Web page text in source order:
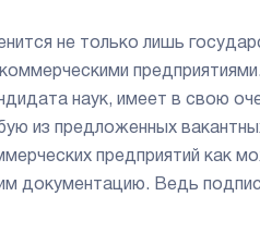
не только лишь
наук, имеет в свою
из предложенных
предприятий как
документацию. Ведь